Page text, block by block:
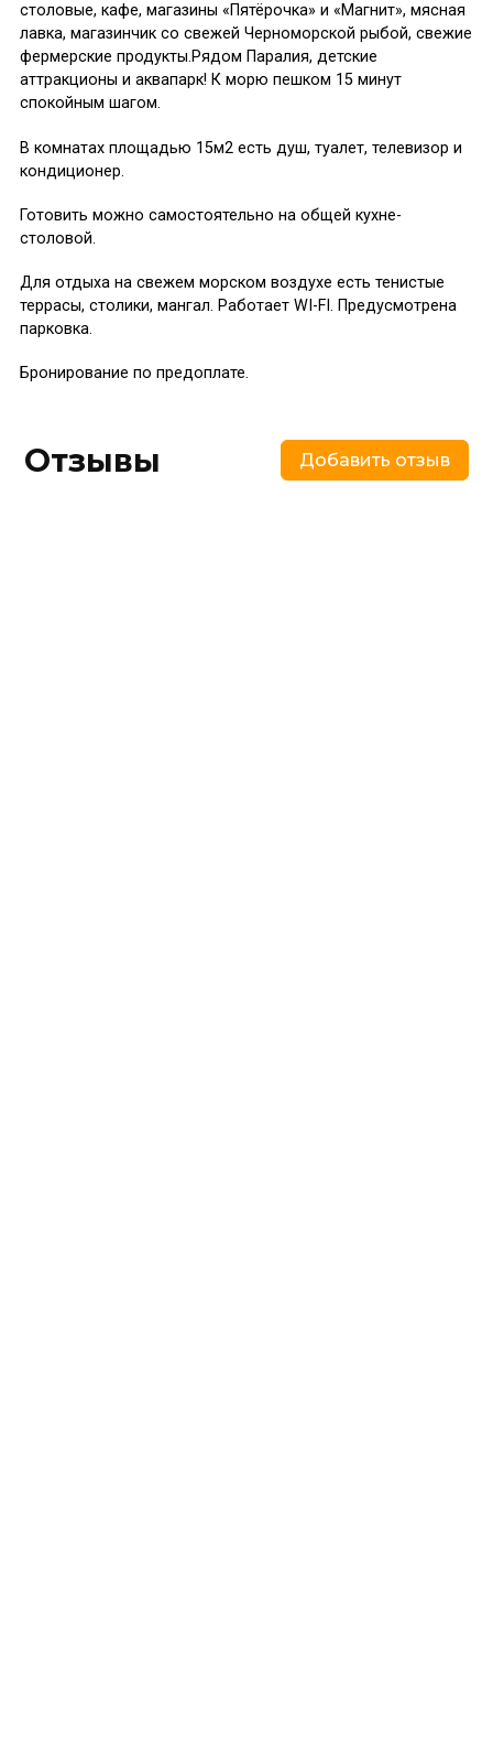
столовые, кафе, магазины «Пятёрочка» и «Магнит», мясная
лавка, магазинчик со свежей Черноморской рыбой, свежие
фермерские продукты.Рядом Паралия, детские
аттракционы и аквапарк! К морю пешком 15 минут
спокойным шагом.
В комнатах площадью 15м2 есть душ, туалет, телевизор и
кондиционер.
Готовить можно самостоятельно на общей кухне-
столовой.
Для отдыха на свежем морском воздухе есть тенистые
террасы, столики, мангал. Работает WI-FI. Предусмотрена
парковка.
Бронирование по предоплате.
Отзывы Добавить отзыв